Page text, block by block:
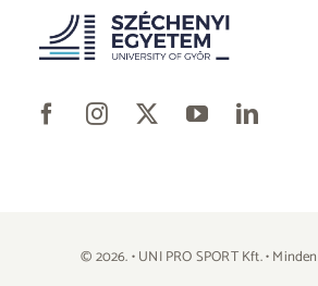
© 2026. • UNI PRO SPORT Kft. •